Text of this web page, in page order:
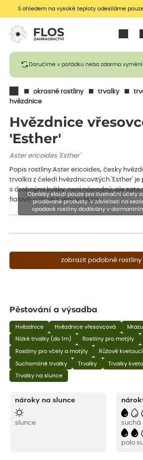
S ohledem na vysoké teploty odesíláme
Doručíme v pořádku nebo zdarma
okrasné rostliny trvalky
hvězdnice
Hvězdnice
'Esther'
Aster ericoides 'Esther'
Popis rostliny:Aster ericoides, česky
trvalka z čeledi hvězdnicovitých.'Esther'
s drobnými kvítky, není nápadný, ale zato
fialově-růžové květy se žluto…
zobrazit podobné rostliny
Obrázky slouží pouze pro ilustrační účely
prodávané produkty. V závislosti na
opadavé rostliny dodávány v
Rostliny mohou být také sestřiženy níže,
Pěstování a výsadba
Hvězdnice Hvězdnice vřesovcová
Nízké trvalky (do 1m) Rostliny pro motýly
Rostliny pro včely a motýly Růžově
Suchomilné trvalky Trvalky Trvalky
Trvalky na slunce
nároky na slunce
slunce suchá
polo